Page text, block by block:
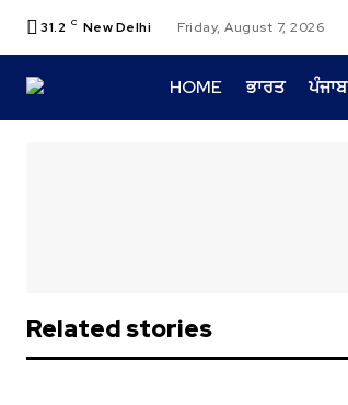
31.2 C New Delhi Friday, August 7, 2026
HOME ਭਾਰਤ ਪੰਜਾਬ
Related stories